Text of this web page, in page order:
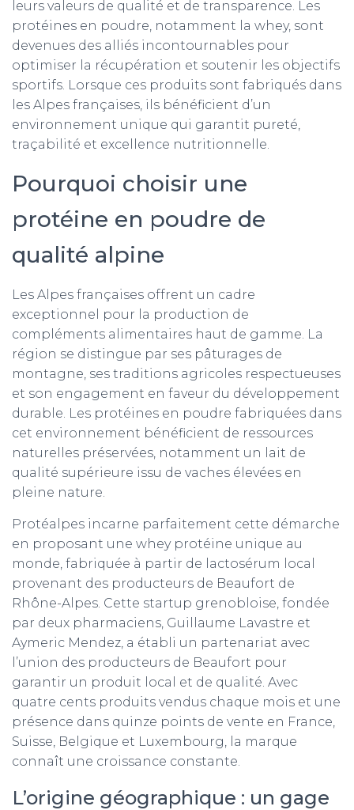
leurs valeurs de qualité et de transparence. Les
protéines en poudre, notamment la whey, sont
devenues des alliés incontournables pour
optimiser la récupération et soutenir les objectifs
sportifs. Lorsque ces produits sont fabriqués dans
les Alpes françaises, ils bénéficient d’un
environnement unique qui garantit pureté,
traçabilité et excellence nutritionnelle.
Pourquoi choisir une
protéine en poudre de
qualité alpine
Les Alpes françaises offrent un cadre
exceptionnel pour la production de
compléments alimentaires haut de gamme. La
région se distingue par ses pâturages de
montagne, ses traditions agricoles respectueuses
et son engagement en faveur du développement
durable. Les protéines en poudre fabriquées dans
cet environnement bénéficient de ressources
naturelles préservées, notamment un lait de
qualité supérieure issu de vaches élevées en
pleine nature.
Protéalpes incarne parfaitement cette démarche
en proposant une whey protéine unique au
monde, fabriquée à partir de lactosérum local
provenant des producteurs de Beaufort de
Rhône-Alpes. Cette startup grenobloise, fondée
par deux pharmaciens, Guillaume Lavastre et
Aymeric Mendez, a établi un partenariat avec
l’union des producteurs de Beaufort pour
garantir un produit local et de qualité. Avec
quatre cents produits vendus chaque mois et une
présence dans quinze points de vente en France,
Suisse, Belgique et Luxembourg, la marque
connaît une croissance constante.
L’origine géographique : un gage